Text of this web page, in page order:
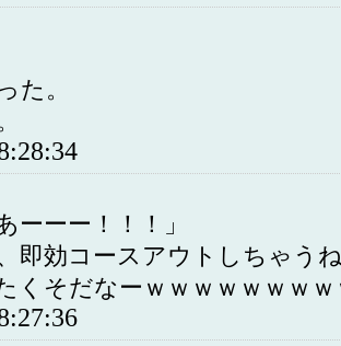
た。
ーーー！！！」
即効コースアウトしちゃう
くそだなーｗｗｗｗｗｗｗｗ